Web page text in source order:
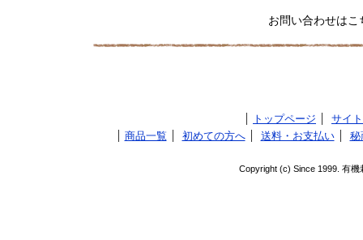
お問い合わせはこ
トップページ
サイ
商品一覧
初めての方へ 送料・お支払い 秘
Copyright (c) Since 1999. 有